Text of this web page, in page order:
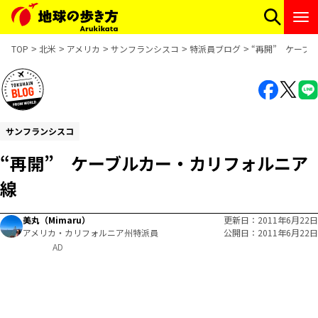
TOP 北米 アメリカ サンフランシスコ 特派員ブログ “再開” ケーブ
サンフランシスコ
“再開” ケーブルカー・カリフォルニア
線
美丸（Mimaru）
アメリカ・カリフォルニア州特派員
更新日
2011年6月22日
公開日
2011年6月22日
AD